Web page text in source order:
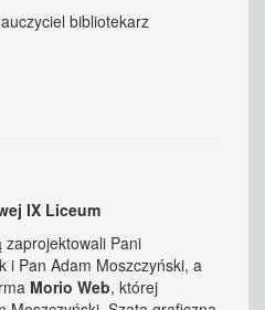
bibliotekarz
IX Liceum
Pani
i Pan Adam Moszczyński, a
Morio Web, której